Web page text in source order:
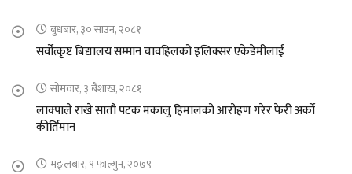
बुधबार, ३० साउन, २०८१
सर्वोत्कृष्ट बिद्यालय सम्मान चावहिलको इलिक्सर एकेडेमीलाई
सोमवार, ३ बैशाख, २०८१
लाक्पाले राखे सातौ पटक मकालु हिमालको आरोहण गरेर फेरी अर्को
कीर्तिमान
मङ्लबार, ९ फाल्गुन, २०७९